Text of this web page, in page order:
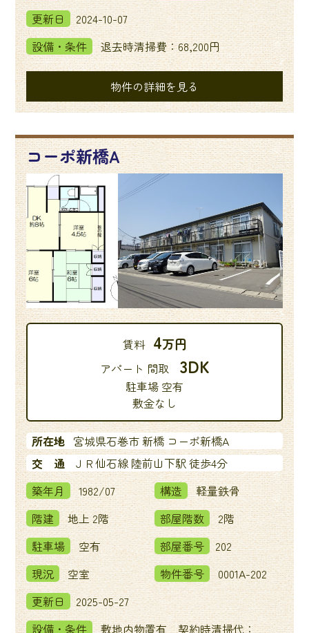
更新日
2024-10-07
設備・条件
退去時清掃費：68,200円
物件の詳細を見る
コーポ新橋A
賃料 4万円
アパート 間取 3DK
駐車場 空有
敷金なし
所在地 宮城県石巻市 新橋 コーポ新橋A
交 通
ＪＲ仙石線 陸前山下駅 徒歩4分
築年月
1982/07 構造
軽量鉄骨
階建
地上 2階 部屋階数
2階
駐車場
空有 部屋番号
202
現況
空室 物件番号
0001A-202
更新日
2025-05-27
設備・条件
敷地内物置有 契約時清掃代：